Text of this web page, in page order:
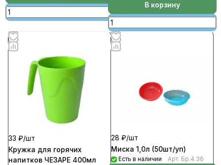
В корзину
33 ₽/шт
Кружка для горячих
напитков ЧЕЗАРЕ 400мл
28 ₽/шт
Миска 1,0л (50шт/уп)
Есть в наличии Арт. Бр.4.36